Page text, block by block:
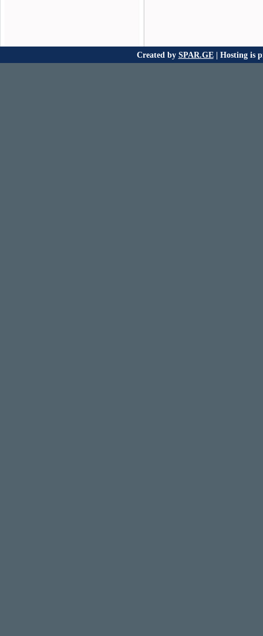
Created by SPAR.GE| Hosting is